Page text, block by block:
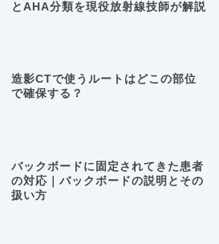
とAHA分類を現役放射線技師が解説
造影CTで使うルートはどこの部位
で確保する？
バックボードに固定されてきた患者
の対応｜バックボードの説明とその
扱い方